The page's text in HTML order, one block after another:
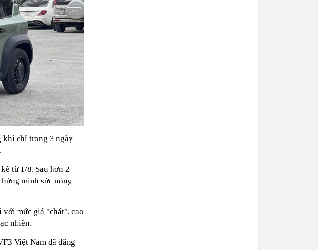
khi chỉ trong 3 ngày
từ 1/8. Sau hơn 2
minh sức nóng
với mức giá "chát", cao
nhiên.
Việt Nam đã đăng